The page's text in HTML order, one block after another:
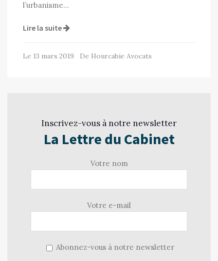
l’urbanisme…
Lire la suite
Le 13 mars 2019 De Hourcabie Avocats
Inscrivez-vous à notre newsletter
La Lettre du Cabinet
Votre nom
Votre e-mail
Abonnez-vous à notre newsletter